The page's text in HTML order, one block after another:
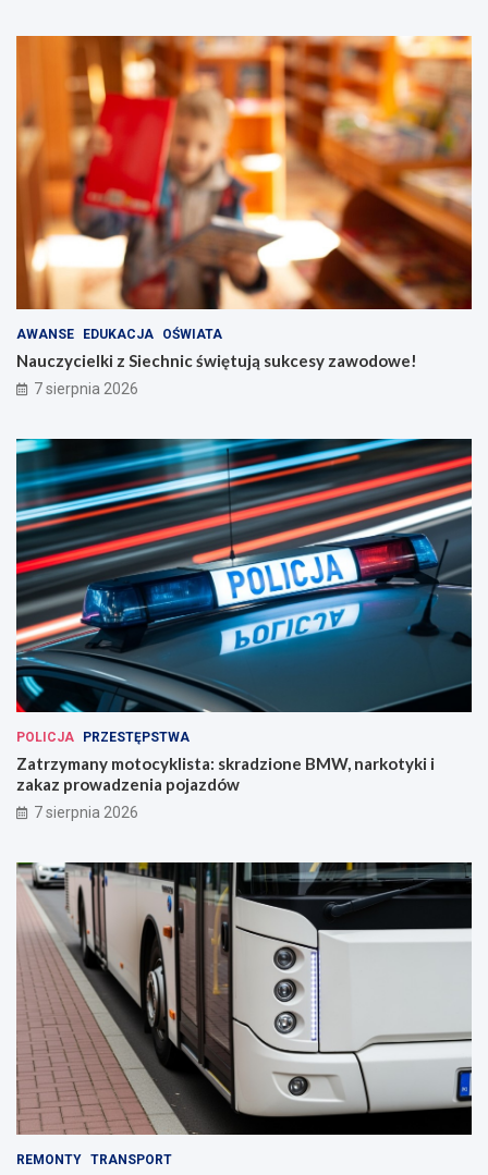
AWANSE EDUKACJA OŚWIATA
Nauczycielki z Siechnic świętują sukcesy zawodowe!
7 sierpnia 2026
POLICJA PRZESTĘPSTWA
Zatrzymany motocyklista: skradzione BMW, narkotyki i
zakaz prowadzenia pojazdów
7 sierpnia 2026
REMONTY TRANSPORT